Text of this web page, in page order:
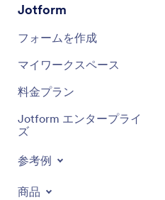
Jotform
フォームを作成
マイワークスペース
料金プラン
Jotform エンタープライ
ズ
参考例
商品